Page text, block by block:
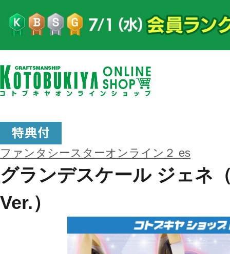
ファンタシースターオンライン２ es
グランデスケール ジェネ
Ver.）